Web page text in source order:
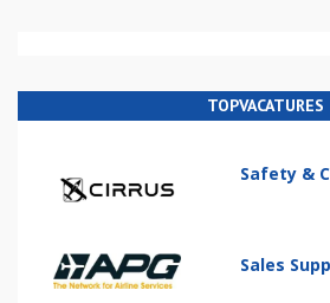
TOPVACATURES
Safety &
Sales